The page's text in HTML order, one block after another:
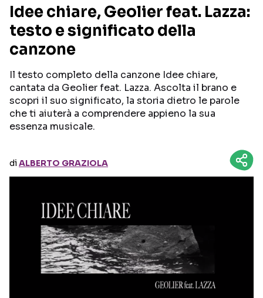
RECENSIONI MUSICALI
INTERVISTE
GOSSIP E CURIOSITÀ
TESTI CANZONI
TOUR ED EVENTI
Idee chiare, Geolier feat. Lazza:
testo e significato della
canzone
Il testo completo della canzone Idee chiare,
cantata da Geolier feat. Lazza. Ascolta il brano e
scopri il suo significato, la storia dietro le parole
che ti aiuterà a comprendere appieno la sua
essenza musicale.
diALBERTO GRAZIOLA